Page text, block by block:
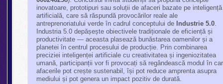
inovatoare, prototipuri sau soluții de afaceri bazate pe inteligență
artificială, care să răspundă provocărilor reale ale
antreprenoriatului verde în cadrul conceptului de Industrie 5.0.
Industria 5.0 depășește obiectivele tradiționale de eficiență și
productivitate — aceasta plasează bunăstarea oamenilor și a
planetei în centrul procesului de producție. Prin combinarea
preciziei inteligenței artificiale cu creativitatea și ingeniozitatea
umană, participanții vor fi provocați să regândească modul în
afacerile pot crește sustenabil, își pot reduce amprenta asupra
mediului și pot genera un impact pozitiv de durată.